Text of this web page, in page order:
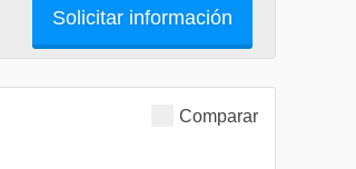
Solicitar información
Comparar